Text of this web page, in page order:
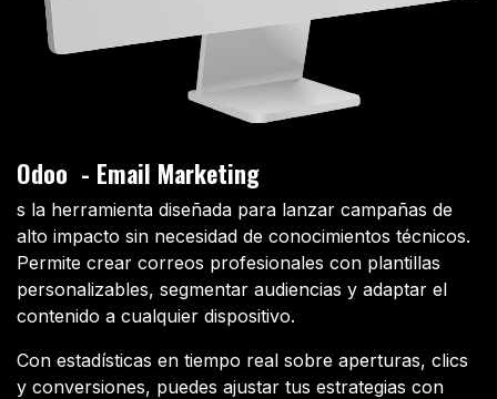
Odoo - Email Marketing
s la herramienta diseñada para lanzar campañas de
alto impacto sin necesidad de conocimientos técnicos.
Permite crear correos profesionales con plantillas
personalizables, segmentar audiencias y adaptar el
contenido a cualquier dispositivo.
Con estadísticas en tiempo real sobre aperturas, clics
y conversiones, puedes ajustar tus estrategias con